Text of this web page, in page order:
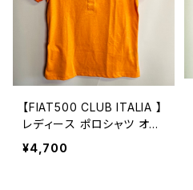
【FIAT500 CLUB ITALIA 】
レディース ポロシャツ オレ
ンジ
¥4,700